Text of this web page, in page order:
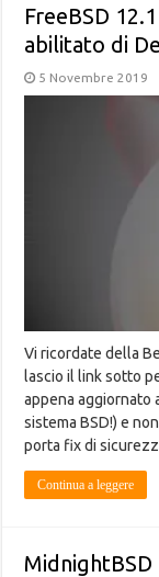
FreeBSD
abilitato di
5 Novembre 2019
Vi ricordate della
lascio il link sotto
appena aggiornato
sistema BSD!) e
porta fix di
Continua a leggere
MidnightBSD